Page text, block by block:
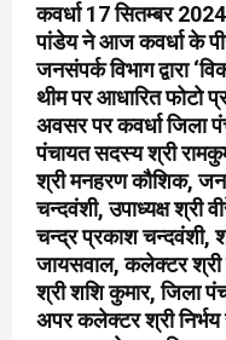
कवर्धा 17 सितम्बर
पांडेय ने आज कवर्धा के
जनसंपर्क विभाग द्वारा
थीम पर आधारित फोटो
अवसर पर कवर्धा जिला
पंचायत सदस्य श्री
श्री मनहरण कौशिक,
चन्दवंशी, उपाध्यक्ष श्री
चन्द्र प्रकाश चन्दवंशी,
जायसवाल, कलेक्टर श्री
श्री शशि कुमार, जिला
अपर कलेक्टर श्री